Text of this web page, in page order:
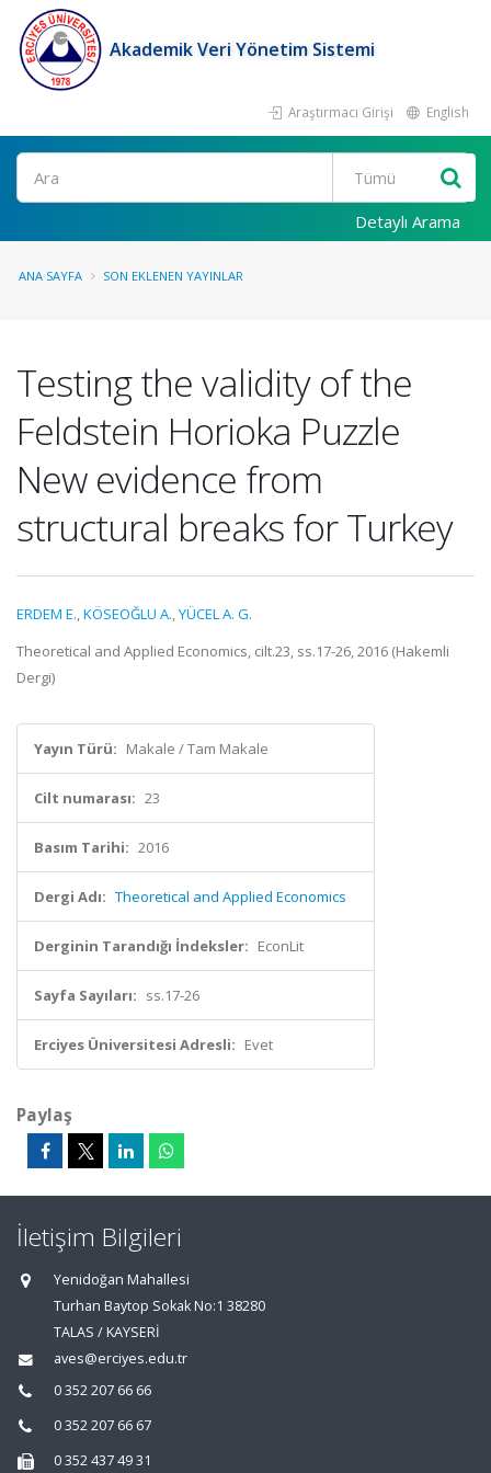
Akademik Veri Yönetim Sistemi
Araştırmacı Girişi English
Ara
Detaylı Arama
ANA SAYFA SON EKLENEN YAYINLAR
Testing the validity of the
Feldstein Horioka Puzzle
New evidence from
structural breaks for Turkey
ERDEM E.,KÖSEOĞLU A.,YÜCEL A. G.
Theoretical and Applied Economics, cilt.23, ss.17-26, 2016 (Hakemli
Dergi)
Yayın Türü: Makale / Tam Makale
Cilt numarası: 23
Basım Tarihi: 2016
Dergi Adı: Theoretical and Applied Economics
Derginin Tarandığı İndeksler: EconLit
Sayfa Sayıları: ss.17-26
Erciyes Üniversitesi Adresli: Evet
Paylaş
İletişim Bilgileri
Yenidoğan Mahallesi
Turhan Baytop Sokak No:1 38280
TALAS / KAYSERİ
aves@erciyes.edu.tr
0 352 207 66 66
0 352 207 66 67
0 352 437 49 31